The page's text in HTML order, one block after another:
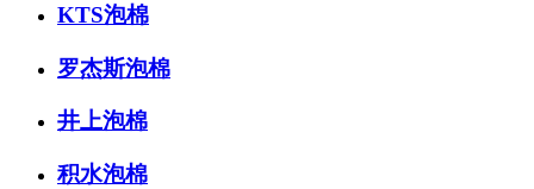
KTS泡棉
罗杰斯泡棉
井上泡棉
积水泡棉